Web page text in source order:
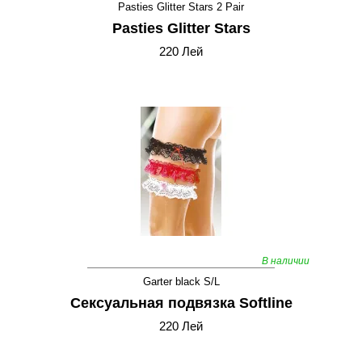
Pasties Glitter Stars 2 Pair
Pasties Glitter Stars
220 Лей
В наличии
Garter black S/L
Сексуальная подвязка Softline
220 Лей